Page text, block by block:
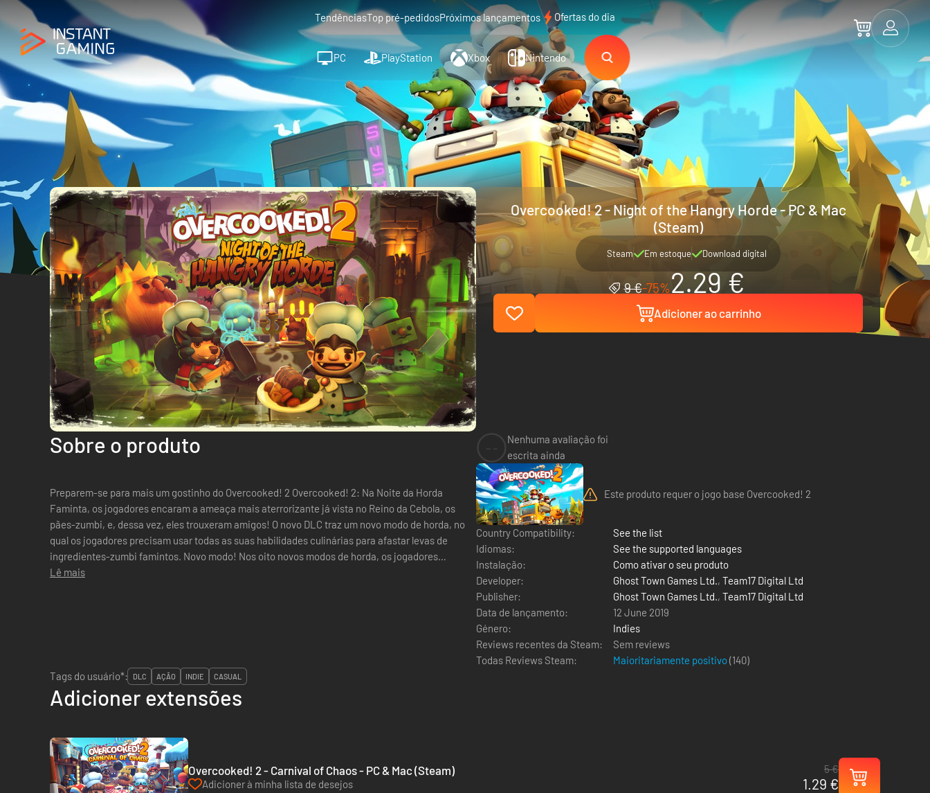
TendênciasTop pré-pedidosPróximos lançamentos Ofertas do dia
PC PlayStation Xbox Nintendo
Overcooked! 2 - Night of the Hangry Horde - PC & Mac
(Steam)
Steam Em estoque Download digital
9 €-75%2.29 €
Adicioner ao carrinho
Sobre o produto
Preparem-se para mais um gostinho do Overcooked! 2 Overcooked! 2: Na Noite da Horda
Faminta, os jogadores encaram a ameaça mais aterrorizante já vista no Reino da Cebola, os
pães-zumbi, e, dessa vez, eles trouxeram amigos! O novo DLC traz um novo modo de horda, no
qual os jogadores precisam usar todas as suas habilidades culinárias para afastar levas de
ingredientes-zumbi famintos. Novo modo! Nos oito novos modos de horda, os jogadores
encaram levas de atacantes inimigos-zumbi, incluind...
Lê mais
Nenhuma avaliação foi
escrita ainda
Este produto requer o jogo base Overcooked! 2
Country Compatibility:
See the list
Idiomas:
See the supported languages
Instalação:
Como ativar o seu produto
Developer:
Ghost Town Games Ltd., Team17 Digital Ltd
Publisher:
Ghost Town Games Ltd., Team17 Digital Ltd
Data de lançamento:
12 June 2019
Género:
Indies
Reviews recentes da Steam:
Sem reviews
Todas Reviews Steam:
Maioritariamente positivo(140)
Tags do usuário*:
DLC AÇÃO INDIE CASUAL
Adicioner extensões
Overcooked! 2 - Carnival of Chaos - PC & Mac (Steam)
Adicioner à minha lista de desejos
5 €
1.29 €